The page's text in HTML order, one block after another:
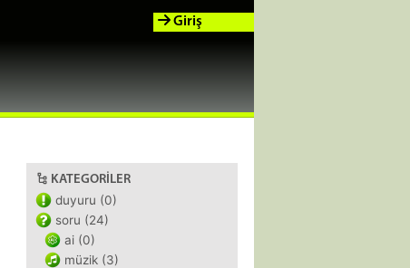
Giriş
KATEGORILER
duyuru (0)
soru (24)
ai (0)
müzik (3)